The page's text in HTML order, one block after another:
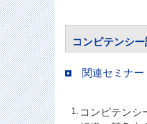
コンピテンシ
関連セミナ
1. コンピテンシ